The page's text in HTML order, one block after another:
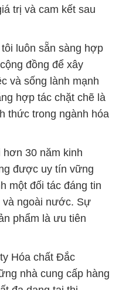
trị và cam kết sau
luôn sẵn sàng hợp
đồng để xây
và sống lành mạnh
hợp tác chặt chẽ là
thức trong ngành hóa
30 năm kinh
được uy tín vững
một đối tác đáng tin
và ngoài nước. Sự
phẩm là ưu tiên
Hóa chất Đắc
nhà cung cấp hàng